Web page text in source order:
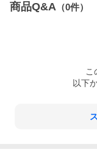
商品Q&A （0件）
こ
以下